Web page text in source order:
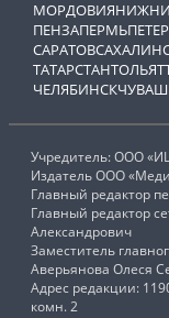
МОРДОВИЯ
ПЕНЗАПЕРМЬ
САРАТОВСАХАЛИН
ТАТАРСТАН
ЧЕЛЯБИНСК
Учредитель: ООО
Издатель ООО
Главный редактор
Главный редактор
Александрович
Заместитель
Аверьянова Олеся
Адрес редакции:
комн. 2